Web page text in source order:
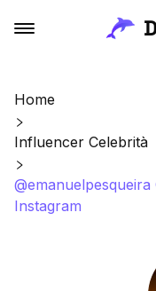
Home
Influencer Celebrità
Instagram